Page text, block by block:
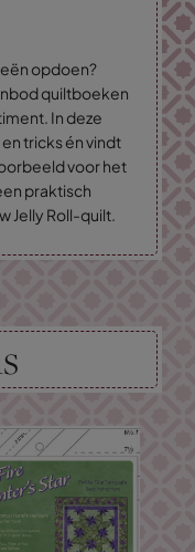
opdoen?
quiltboeken
In deze
tricks én vindt
voor het
praktisch
Jelly Roll-quilt.